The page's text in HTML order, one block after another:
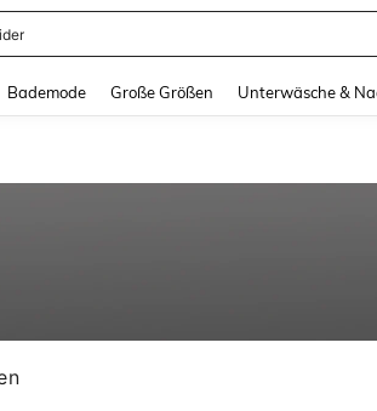
Bademode Große Größen Unterwäsche &